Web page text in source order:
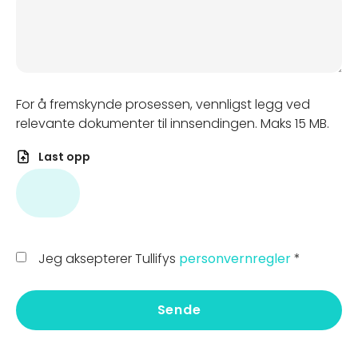
For å fremskynde prosessen, vennligst legg ved
relevante dokumenter til innsendingen. Maks 15 MB.
Last opp
Jeg aksepterer Tullifys personvernregler*
Sende